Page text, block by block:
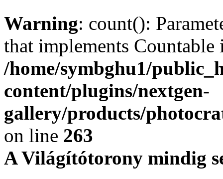
Warning: count():
that implements Countable
/home/symbghu1/
content/plugins/nextgen-
gallery/products/
on line 263
A Világítótorony mindig